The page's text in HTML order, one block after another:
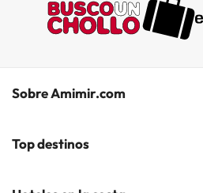
Sobre Amimir.com
¿Quiénes somos?
Top destinos
Hoteles en Salou